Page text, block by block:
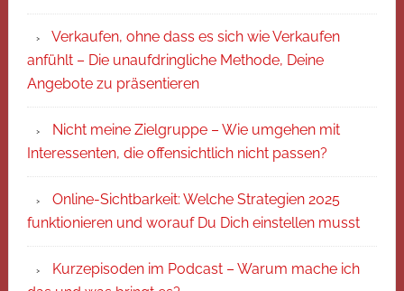
Verkaufen, ohne dass es sich wie Verkaufen
anfühlt – Die unaufdringliche Methode, Deine
Angebote zu präsentieren
Nicht meine Zielgruppe – Wie umgehen mit
Interessenten, die offensichtlich nicht passen?
Online-Sichtbarkeit: Welche Strategien 2025
funktionieren und worauf Du Dich einstellen musst
Kurzepisoden im Podcast – Warum mache ich